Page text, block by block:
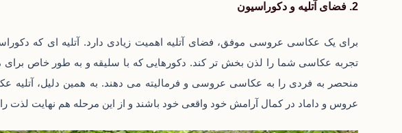
2. فضای آتلیه و دکوراسیون
برای یک عکاسی عروسی موفق، فضای آتلیه اهمیت زیادی دارد. آتلیه‌ ای که
تجربه عکاسی شما را لذن بخش تر کند. دکورهایی که با سلیقه و به‌ طور خاص
منحصر به فردی را به عکاسی عروسی و فرمالیته می دهند. به همین دلیل، آتلیه
عروس و داماد در کمال آرامش خود واقعی خود باشند و از این مرحله هم نهایت لذت را